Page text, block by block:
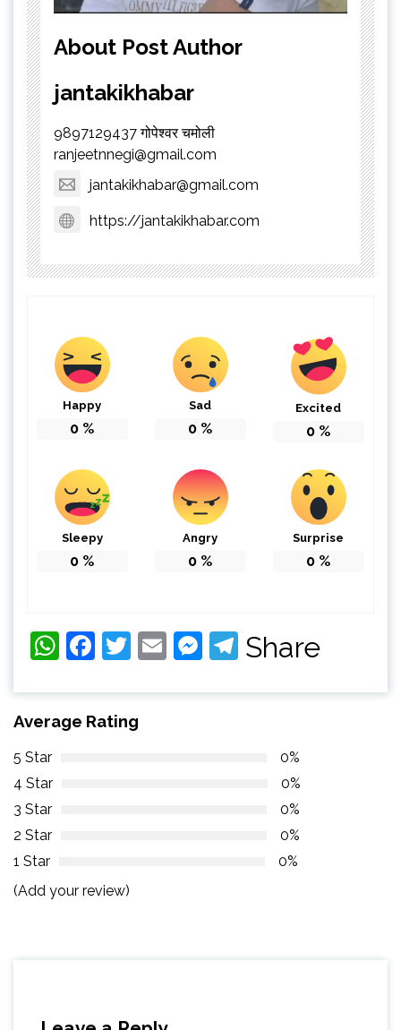
About Post Author
jantakikhabar
9897129437 गोपेश्वर चमोली
ranjeetnnegi@gmail.com
jantakikhabar@gmail.com
https://jantakikhabar.com
Happy
0 %
Sad
0 %
Excited
0 %
Sleepy
0 %
Angry
0 %
Surprise
0 %
WhatsApp
Facebook
Twitter
EmailMessenger
Telegram
Share
Average Rating
5 Star
0%
4 Star
0%
3 Star
0%
2 Star
0%
1 Star
0%
(Add your review)